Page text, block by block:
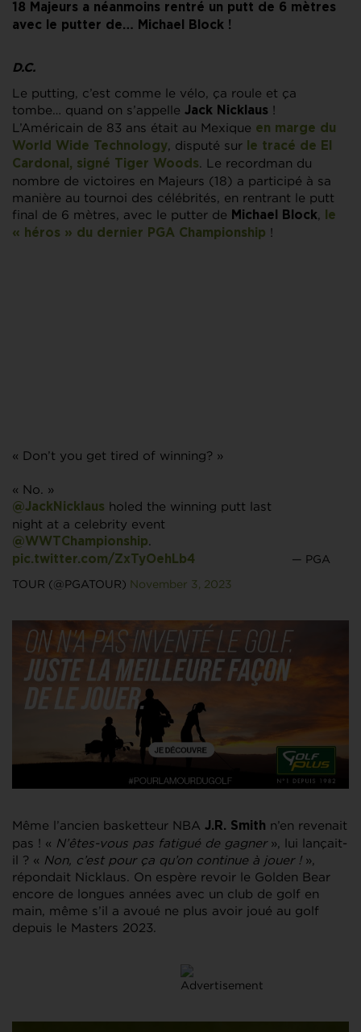
18 Majeurs a néanmoins rentré un putt de 6 mètres
avec le putter de… Michael Block !
D.C.
Le putting, c’est comme le vélo, ça roule et ça
tombe… quand on s’appelle Jack Nicklaus !
L’Américain de 83 ans était au Mexique en marge du
World Wide Technology, disputé sur
le tracé de El
Cardonal, signé
Tiger Woods. Le recordman du
nombre de victoires en Majeurs (18) a participé à sa
manière au tournoi des célébrités, en rentrant le putt
final de 6 mètres, avec le putter de Michael Block,
le
« héros » du dernier PGA Championship !
« Don’t you get tired of winning? »
« No. »
@JackNicklaus holed the winning putt last
night at a celebrity event
@WWTChampionship.
pic.twitter.com/ZxTyOehLb4 — PGA
TOUR (@PGATOUR) November 3, 2023
Même l’ancien basketteur NBA J.R. Smith n’en revenait
pas ! « N’êtes-vous pas fatigué de gagner », lui lançait-
il ? « Non, c’est pour ça qu’on continue à jouer ! »,
répondait Nicklaus. On espère revoir le Golden Bear
encore de longues années avec un club de golf en
main, même s’il a avoué ne plus avoir joué au golf
depuis le Masters 2023.